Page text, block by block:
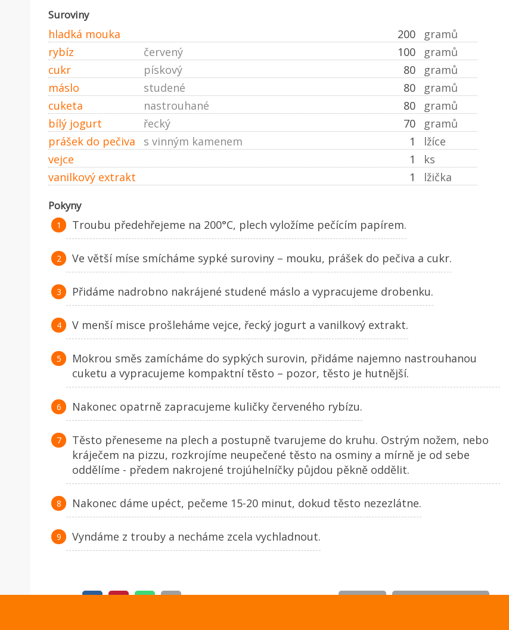
Suroviny
hladká mouka 200
gramů
rybíz
100 gramů
červený
cukr
80 gramů
pískový
máslo
80 gramů
studené
cuketa
80 gramů
nastrouhané
bílý jogurt
70 gramů
řecký
prášek do pečiva
1 lžíce
s vinným kamenem
vejce
1
ks
vanilkový extrakt
1 lžička
Pokyny
Troubu předehřejeme na 200°C, plech vyložíme pečícím papírem.
Ve větší míse smícháme sypké suroviny – mouku, prášek do pečiva a cukr.
Přidáme nadrobno nakrájené studené máslo a vypracujeme drobenku.
V menší misce prošleháme vejce, řecký jogurt a vanilkový extrakt.
Mokrou směs zamícháme do sypkých surovin, přidáme najemno nastrouhanou
cuketu a vypracujeme kompaktní těsto – pozor, těsto je hutnější.
Nakonec opatrně zapracujeme kuličky červeného rybízu.
Těsto přeneseme na plech a postupně tvarujeme do kruhu. Ostrým nožem, nebo
kráječem na pizzu, rozkrojíme neupečené těsto na osminy a mírně je od sebe
oddělíme - předem nakrojené trojúhelníčky půjdou pěkně oddělit.
Nakonec dáme upéct, pečeme 15-20 minut, dokud těsto nezezlátne.
Vyndáme z trouby a necháme zcela vychladnout.